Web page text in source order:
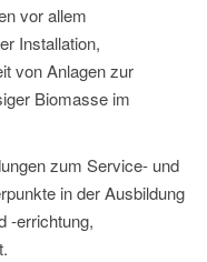
vor allem
Installation,
von Anlagen zur
Biomasse im
zum Service- und
in der Ausbildung
-errichtung,